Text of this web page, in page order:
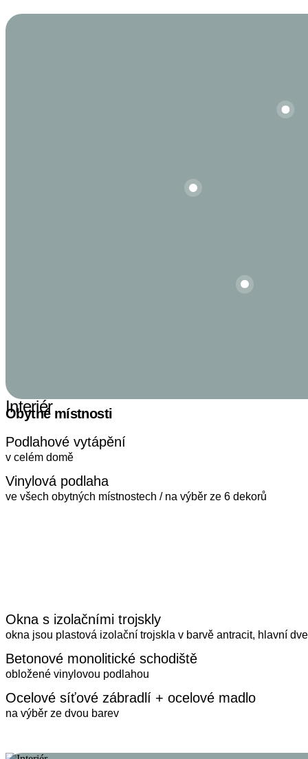
Interiér
Obytné místnosti
Podlahové vytápění
v celém domě
Vinylová podlaha
ve všech obytných místnostech / na výběr ze 6 dekorů
Okna s izolačními trojskly
okna jsou plastová izolační trojskla v barvě antracit, hlavní
Betonové monolitické schodiště
obložené vinylovou podlahou
Ocelové síťové zábradlí + ocelové madlo
na výběr ze dvou barev